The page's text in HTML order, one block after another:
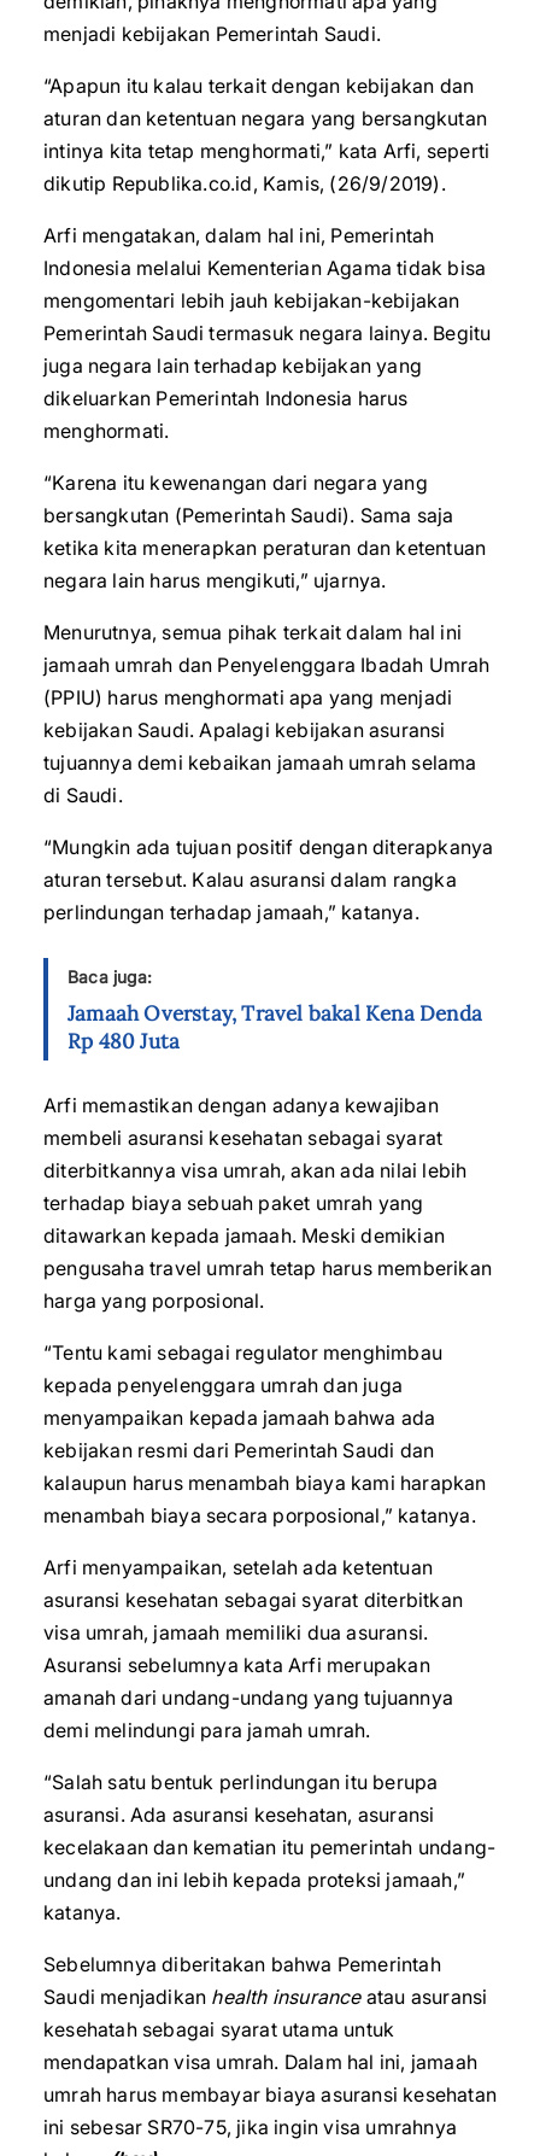
menjadi kebijakan Pemerintah Saudi.
“Apapun itu kalau terkait dengan kebijakan dan
aturan dan ketentuan negara yang bersangkutan
intinya kita tetap menghormati,” kata Arfi, seperti
dikutip Republika.co.id, Kamis, (26/9/2019).
Arfi mengatakan, dalam hal ini, Pemerintah
Indonesia melalui Kementerian Agama tidak bisa
mengomentari lebih jauh kebijakan-kebijakan
Pemerintah Saudi termasuk negara lainya. Begitu
juga negara lain terhadap kebijakan yang
dikeluarkan Pemerintah Indonesia harus
menghormati.
“Karena itu kewenangan dari negara yang
bersangkutan (Pemerintah Saudi). Sama saja
ketika kita menerapkan peraturan dan ketentuan
negara lain harus mengikuti,” ujarnya.
Menurutnya, semua pihak terkait dalam hal ini
jamaah umrah dan Penyelenggara Ibadah Umrah
(PPIU) harus menghormati apa yang menjadi
kebijakan Saudi. Apalagi kebijakan asuransi
tujuannya demi kebaikan jamaah umrah selama
di Saudi.
“Mungkin ada tujuan positif dengan diterapkanya
aturan tersebut. Kalau asuransi dalam rangka
perlindungan terhadap jamaah,” katanya.
Baca juga:
Jamaah Overstay, Travel bakal Kena Denda
Rp 480 Juta
Arfi memastikan dengan adanya kewajiban
membeli asuransi kesehatan sebagai syarat
diterbitkannya visa umrah, akan ada nilai lebih
terhadap biaya sebuah paket umrah yang
ditawarkan kepada jamaah. Meski demikian
pengusaha travel umrah tetap harus memberikan
harga yang porposional.
“Tentu kami sebagai regulator menghimbau
kepada penyelenggara umrah dan juga
menyampaikan kepada jamaah bahwa ada
kebijakan resmi dari Pemerintah Saudi dan
kalaupun harus menambah biaya kami harapkan
menambah biaya secara porposional,” katanya.
Arfi menyampaikan, setelah ada ketentuan
asuransi kesehatan sebagai syarat diterbitkan
visa umrah, jamaah memiliki dua asuransi.
Asuransi sebelumnya kata Arfi merupakan
amanah dari undang-undang yang tujuannya
demi melindungi para jamah umrah.
“Salah satu bentuk perlindungan itu berupa
asuransi. Ada asuransi kesehatan, asuransi
kecelakaan dan kematian itu pemerintah undang-
undang dan ini lebih kepada proteksi jamaah,”
katanya.
Sebelumnya diberitakan bahwa Pemerintah
Saudi menjadikan health insuranceatau asuransi
kesehatah sebagai syarat utama untuk
mendapatkan visa umrah. Dalam hal ini, jamaah
umrah harus membayar biaya asuransi kesehatan
ini sebesar SR70-75, jika ingin visa umrahnya